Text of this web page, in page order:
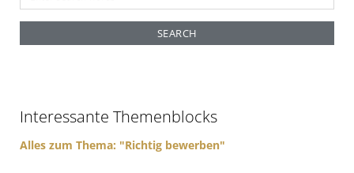
e
r
o
Interessante Themenblocks
Alles zum Thema: "Richtig bewerben"